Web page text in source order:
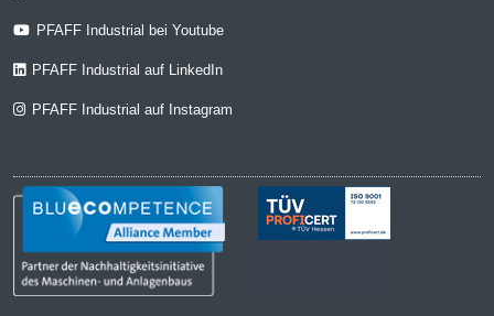
PFAFF Industrial bei Youtube
PFAFF Industrial auf LinkedIn
PFAFF Industrial auf Instagram